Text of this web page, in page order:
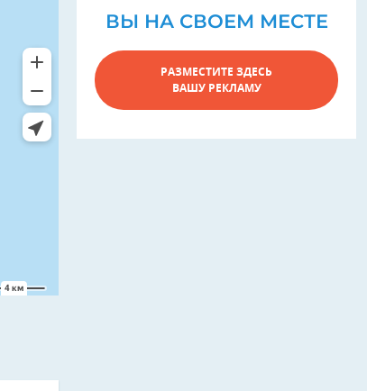
ВЫ НА СВОЕМ МЕСТЕ
РАЗМЕСТИТЕ ЗДЕСЬ
ВАШУ РЕКЛАМУ